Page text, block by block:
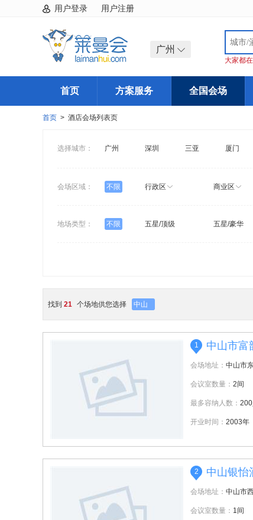
用户登录 用户注册
广州
大家都在
首页 方案服务 全国会场
首页 > 酒店会场列表页
选择城市： 广州 深圳 三亚 厦门
会场区域： 不限 行政区 商业区
地场类型： 不限 五星/顶级 五星/豪华
找到 21 个场地供您选择 中山
1 中山市富
会场地址： 中山市
会议室数量： 2间
最多容纳人数： 200
开业时间： 2003年
2 中山银怡
会场地址： 中山市
会议室数量： 1间